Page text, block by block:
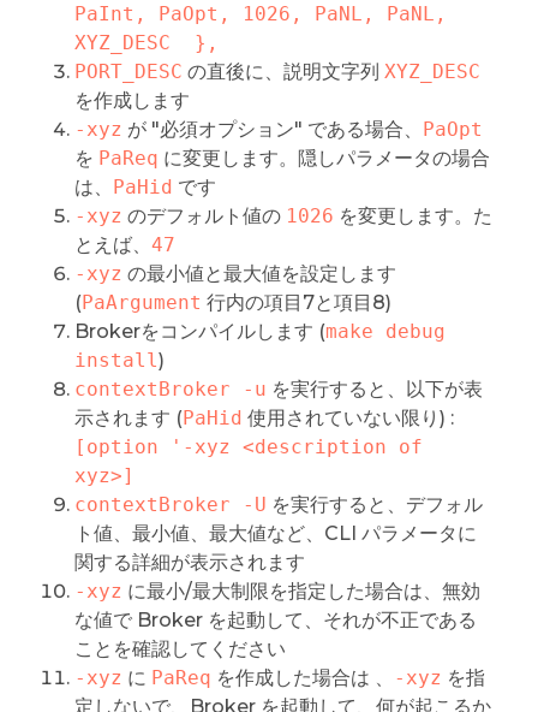
PaInt, PaOpt, 1026, PaNL, PaNL,
XYZ_DESC  },
PORT_DESC の直後に、説明文字列 XYZ_DESC
を作成します
-xyz が "必須オプション" である場合、 PaOpt
を PaReq に変更します。隠しパラメータの場合
は、 PaHid です
-xyz のデフォルト値の 1026 を変更します。た
とえば、 47
-xyz の最小値と最大値を設定します
(PaArgument 行内の項目7と項目8)
Brokerをコンパイルします (make debug
install)
contextBroker -u を実行すると、以下が表
示されます (PaHid 使用されていない限り) :
[option '-xyz <description of
xyz>]
contextBroker -U を実行すると、デフォル
ト値、最小値、最大値など、CLI パラメータに
関する詳細が表示されます
-xyz に最小/最大制限を指定した場合は、無効
な値で Broker を起動して、それが不正である
ことを確認してください
-xyz に PaReq を作成した場合は 、 -xyz を指
定しないで、Broker を起動して、何が起こるか